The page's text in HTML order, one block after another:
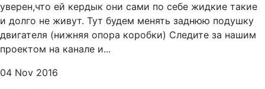
уверен,что ей кердык они сами по себе жидкие такие
и долго не живут. Тут будем менять заднюю подушку
двигателя (нижняя опора коробки) Следите за нашим
проектом на канале и...
04 Nov 2016